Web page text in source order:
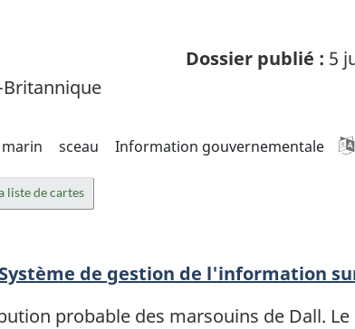
Dossier publié : 5
sceau Information gouvernementale
liste de cartes
de gestion de l'information
probable des marsouins de Dall. Le